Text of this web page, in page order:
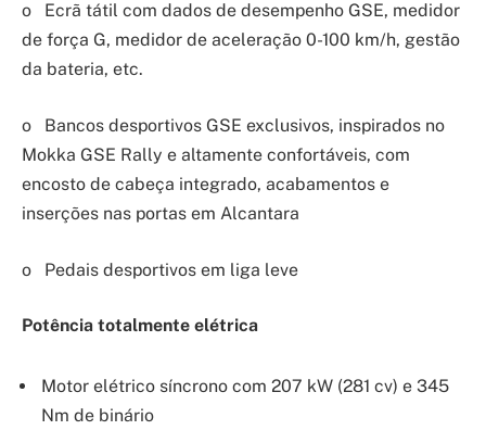
o Ecrã tátil com dados de desempenho GSE, medidor
de força G, medidor de aceleração 0-100 km/h, gestão
da bateria, etc.
o Bancos desportivos GSE exclusivos, inspirados no
Mokka GSE Rally e altamente confortáveis, com
encosto de cabeça integrado, acabamentos e
inserções nas portas em Alcantara
o Pedais desportivos em liga leve
Potência totalmente elétrica
Motor elétrico síncrono com 207 kW (281 cv) e 345
Nm de binário